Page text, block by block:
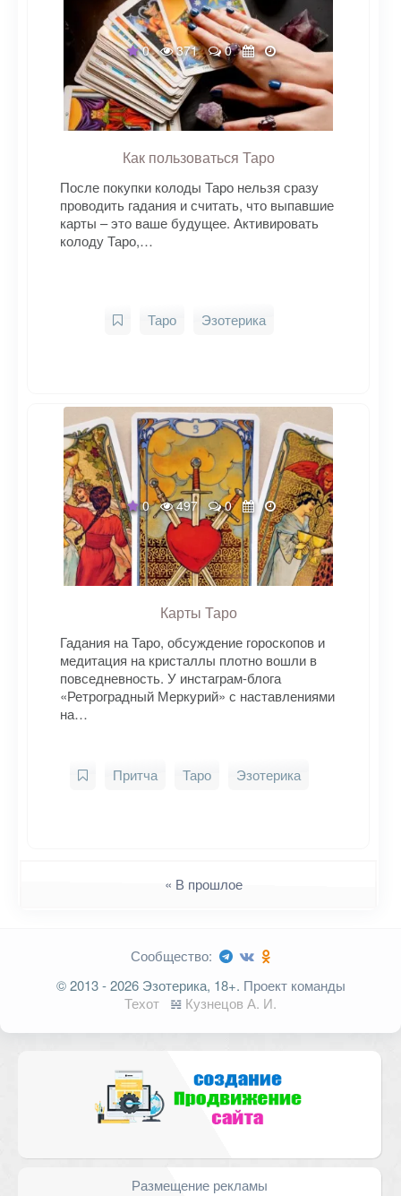
0 371 0
Как пользоваться Таро
После покупки колоды Таро нельзя сразу
проводить гадания и считать, что выпавшие
карты – это ваше будущее. Активировать
колоду Таро,…
Таро Эзотерика
0 497 0
Карты Таро
Гадания на Таро, обсуждение гороскопов и
медитация на кристаллы плотно вошли в
повседневность. У инстаграм-блога
«Ретроградный Меркурий» с наставлениями
на…
Притча Таро Эзотерика
« В прошлое
Сообщество:
© 2013 - 2026 Эзотерика, 18+. Проект команды
Техот
𝌴 Кузнецов А. И.
Размещение рекламы